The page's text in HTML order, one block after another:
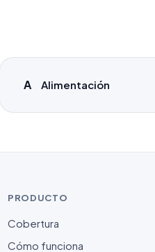
A Alimentación
PRODUCTO
Cobertura
Cómo funciona